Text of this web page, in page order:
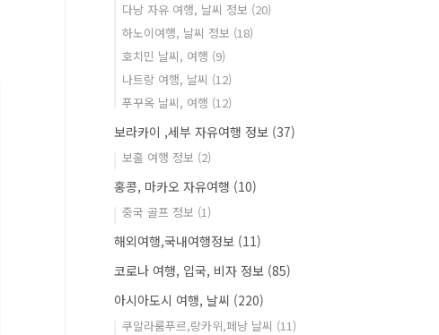
다낭 자유 여행, 날씨 정보 (20)
하노이여행, 날씨 정보 (18)
호치민 날씨, 여행 (9)
나트랑 여행, 날씨 (12)
푸꾸옥 날씨, 여행 (12)
보라카이 ,세부 자유여행 정보 (37)
보홀 여행 정보 (2)
홍콩, 마카오 자유여행 (10)
중국 골프 정보 (1)
해외여행,국내여행정보 (11)
코로나 여행, 입국, 비자 정보 (85)
아시아도시 여행, 날씨 (220)
쿠알라룸푸르,랑카위,페낭 날씨 (11)